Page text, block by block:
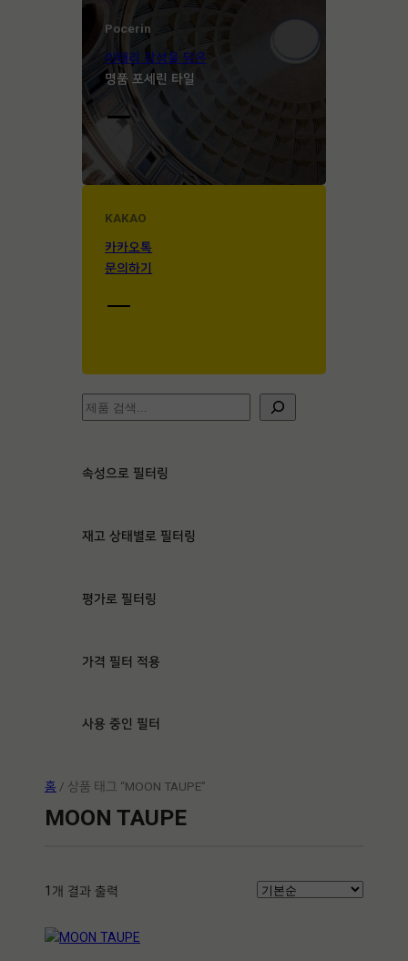
Pocerin
이태리 감성을 담은
명품 포세린 타일
KAKAO
카카오톡
문의하기
검
색
속성으로 필터링
재고 상태별로 필터링
평가로 필터링
가격 필터 적용
사용 중인 필터
홈 / 상품 태그 “MOON TAUPE”
MOON TAUPE
1개 결과 출력